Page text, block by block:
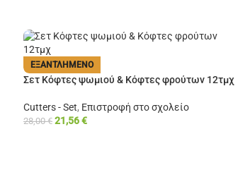
ΕΞΑΝΤΛΗΜΈΝΟ
Σετ Κόφτες ψωμιού & Κόφτες φρούτων 12τμχ
Cutters - Set, Επιστροφή στο σχολείο
28,00€ 21,56€